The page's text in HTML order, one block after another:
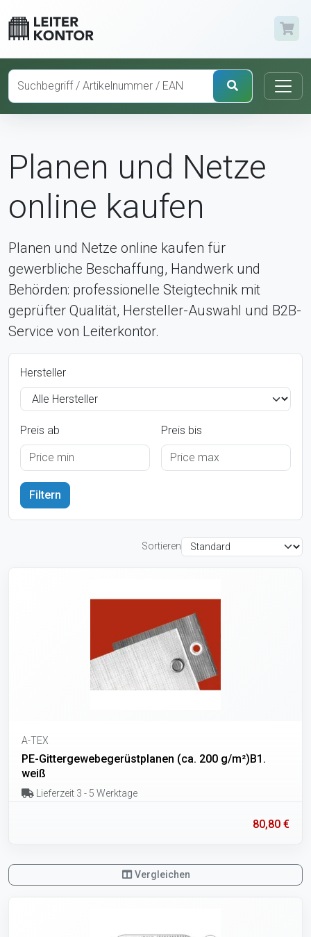
Planen und Netze
online kaufen
Planen und Netze online kaufen für
gewerbliche Beschaffung, Handwerk und
Behörden: professionelle Steigtechnik mit
geprüfter Qualität, Hersteller-Auswahl und B2B-
Service von Leiterkontor.
Hersteller
Preis ab Preis bis
Sortieren
A-TEX
PE-Gittergewebegerüstplanen (ca. 200 g/m²)B1.
weiß
Lieferzeit 3 - 5 Werktage
80,80 €
Vergleichen